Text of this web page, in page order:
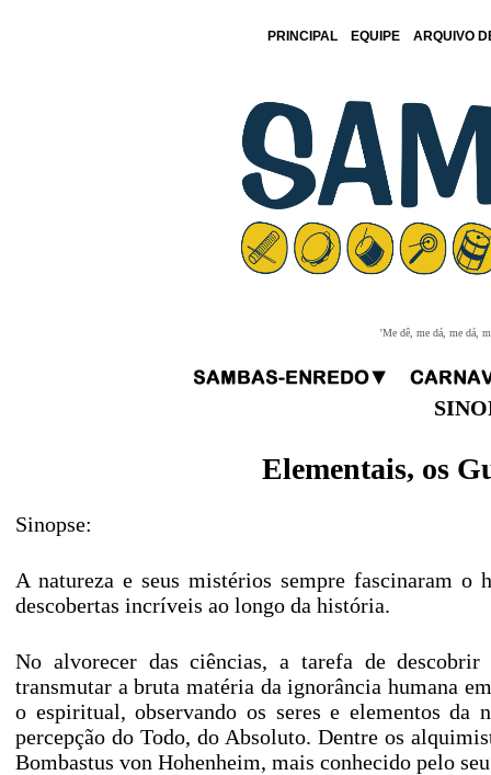
PRINCIPAL EQUIPE ARQUIVO
'Me dê, me dá, me dá,
Elementais, os
Sinopse:
A natureza e seus mistérios sempre fascinaram o
descobertas incríveis ao longo da história.
No alvorecer das ciências, a tarefa de descobrir
transmutar a bruta matéria da ignorância humana
o espiritual, observando os seres e elementos da
percepção do Todo, do Absoluto. Dentre os
Bombastus von Hohenheim, mais conhecido pelo